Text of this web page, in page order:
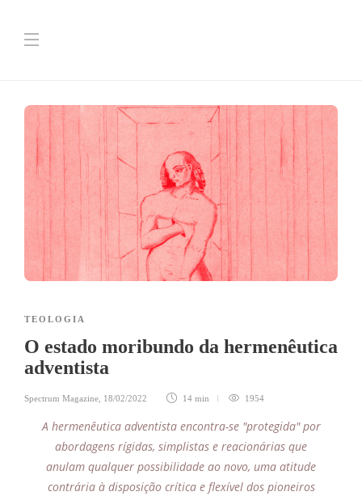
TEOLOGIA
O estado moribundo da hermenêutica
adventista
Spectrum Magazine 18/02/2022 14 min 1954
A hermenêutica adventista encontra-se "protegida" por
abordagens rígidas, simplistas e reacionárias que
anulam qualquer possibilidade ao novo, uma atitude
contrária à disposição crítica e flexível dos pioneiros